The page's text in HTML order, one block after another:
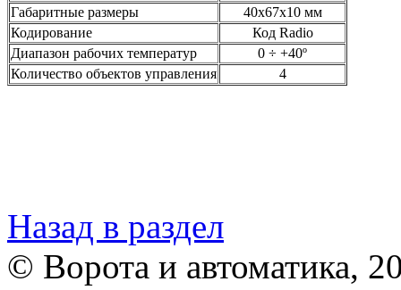
Габаритные размеры
40х67х10 мм
Кодирование
Код Radio
Диапазон рабочих температур
0 ÷ +40º
Количество объектов управления
4
Назад в раздел
© Ворота и автоматика,